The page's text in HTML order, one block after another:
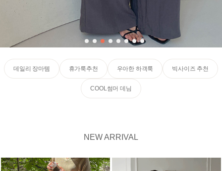
데일리 장마템 휴가룩추천 우아한 하객룩 빅사이즈 추천
COOL썸머 데님
NEW ARRIVAL